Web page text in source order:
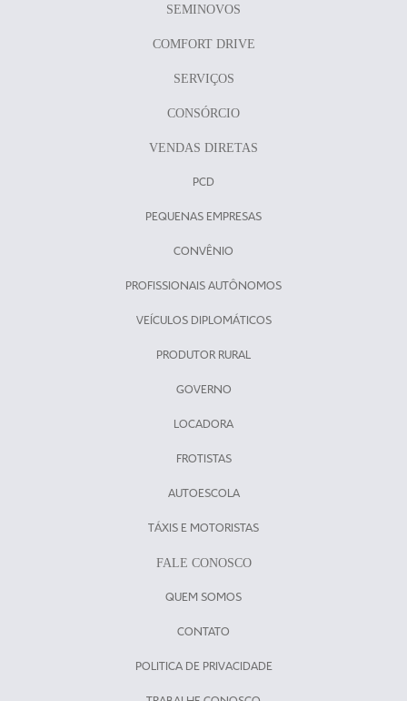
SEMINOVOS
COMFORT DRIVE
SERVIÇOS
CONSÓRCIO
VENDAS DIRETAS
PCD
PEQUENAS EMPRESAS
CONVÊNIO
PROFISSIONAIS AUTÔNOMOS
VEÍCULOS DIPLOMÁTICOS
PRODUTOR RURAL
GOVERNO
LOCADORA
FROTISTAS
AUTOESCOLA
TÁXIS E MOTORISTAS
FALE CONOSCO
QUEM SOMOS
CONTATO
POLITICA DE PRIVACIDADE